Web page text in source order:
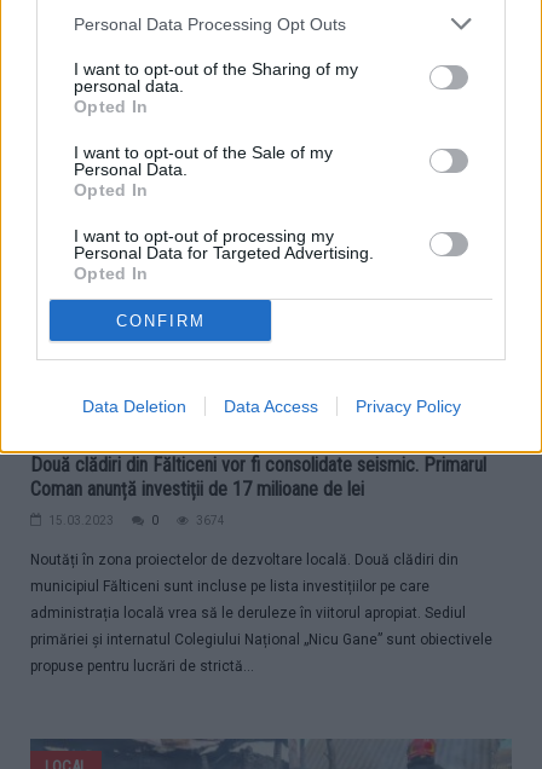
Personal Data Processing Opt Outs
I want to opt-out of the Sharing of my
personal data.
Opted In
I want to opt-out of the Sale of my
Personal Data.
Opted In
I want to opt-out of processing my
Personal Data for Targeted Advertising.
Opted In
CONFIRM
Data Deletion Data Access Privacy Policy
Fălticeni. Contractele de finanțare au fost semnate joi, 16 martie, de
primarul Cătălin Coman și Laurențiu Neculăescu, președintele
Administrației Fondului de Mediu. Investițiile...
LOCAL
Două clădiri din Fălticeni vor fi consolidate seismic. Primarul
Coman anunță investiții de 17 milioane de lei
15.03.2023 0 3674
Noutăți în zona proiectelor de dezvoltare locală. Două clădiri din
municipiul Fălticeni sunt incluse pe lista investițiilor pe care
administrația locală vrea să le deruleze în viitorul apropiat. Sediul
primăriei și internatul Colegiului Național „Nicu Gane” sunt obiectivele
propuse pentru lucrări de strictă...